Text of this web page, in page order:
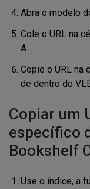
Abra o modelo
Cole o URL na
A.
Copie o URL na
de dentro do
Copiar um
específico
Bookshelf
Use o índice, a